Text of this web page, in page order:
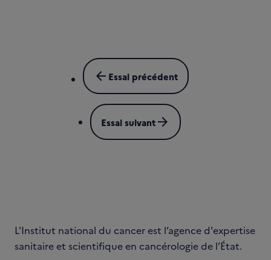
arrow_back Essai précédent
Essai suivantarrow_forward
L'Institut national du cancer est l’agence d'expertise
sanitaire et scientifique en cancérologie de l’État.